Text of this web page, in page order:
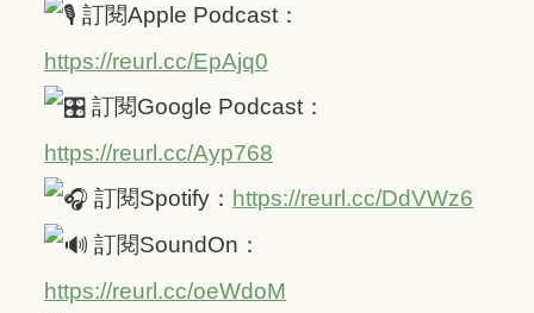
訂閱Apple Podcast：
https://reurl.cc/EpAjq0
訂閱Google Podcast：
https://reurl.cc/Ayp768
訂閱Spotify： https://reurl.cc/DdVWz6
訂閱SoundOn：
https://reurl.cc/oeWdoM